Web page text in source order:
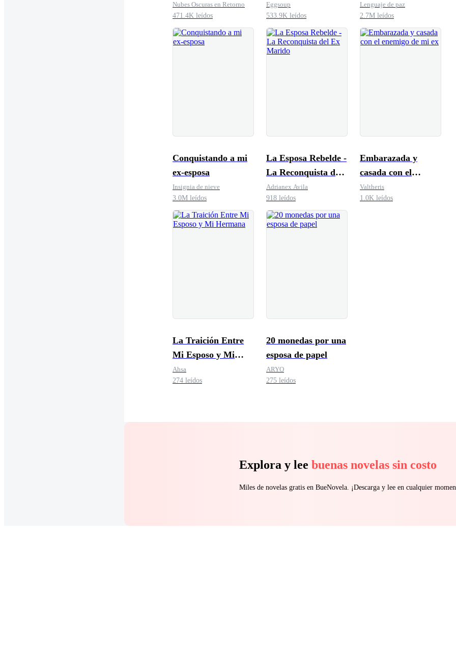
Nubes Oscuras en Retorno
471.4K leídos
Eggsoup
533.9K leídos
Lenguaje de paz
2.7M leídos
Conquistando a mi
ex-esposa
Insignia de nieve
3.0M leídos
La Esposa Rebelde -
La Reconquista del
Ex Marido
Adrianex Avila
918 leídos
Embarazada y
casada con el
enemigo de mi ex
Valtheris
1.0K leídos
La Traición Entre
Mi Esposo y Mi
Hermana
Ahsa
274 leídos
20 monedas por una
esposa de papel
ARYO
275 leídos
Explora y lee buenas novelas sin costo
Miles de novelas gratis en BueNovela. ¡Descarga y lee en cualquier